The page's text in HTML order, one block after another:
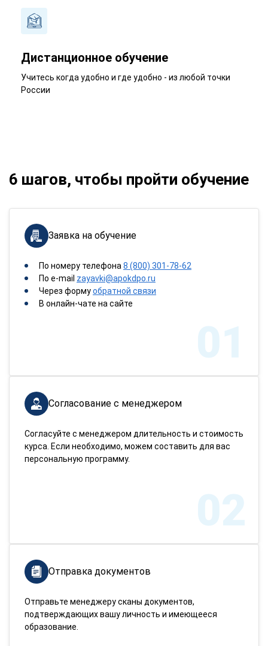
Дистанционное обучение
Учитесь когда удобно и где удобно - из любой точки
России
6 шагов, чтобы пройти обучение
Заявка на обучение
По номеру телефона 8 (800) 301-78-62
По e-mail zayavki@apokdpo.ru
Через формуобратной связи
В онлайн-чате на сайте
01
Согласование с менеджером
Согласуйте с менеджером длительность и стоимость
курса. Если необходимо, можем составить для вас
персональную программу.
02
Отправка документов
Отправьте менеджеру сканы документов,
подтверждающих вашу личность и имеющееся
образование.